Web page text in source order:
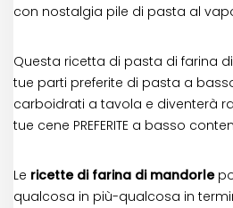
con nostalgia pile di pasta al
Questa ricetta di pasta di farina
tue parti preferite di pasta a
carboidrati a tavola e diventerà
tue cene PREFERITE a basso
Le ricette di farina di mandorle
qualcosa in più-qualcosa in